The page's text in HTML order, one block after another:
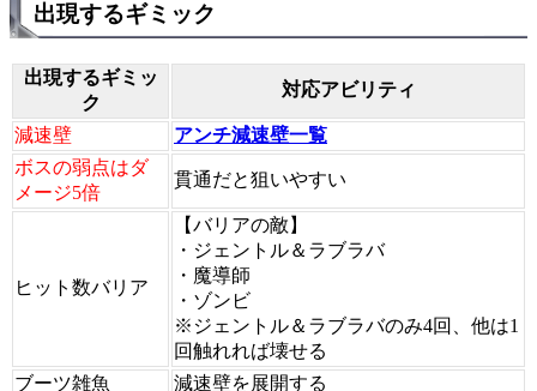
出現するギミック
出現するギミッ
ク
対応アビリティ
減速壁
アンチ減速壁一覧
ボスの弱点はダ
メージ5倍
貫通だと狙いやすい
ヒット数バリア
【バリアの敵】
・ジェントル＆ラブラバ
・魔導師
・ゾンビ
※ジェントル＆ラブラバのみ4回、他は1
回触れれば壊せる
ブーツ雑魚
減速壁を展開する